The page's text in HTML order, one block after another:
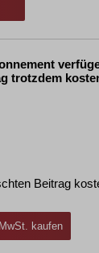
trotzdem
Beitrag
kaufen